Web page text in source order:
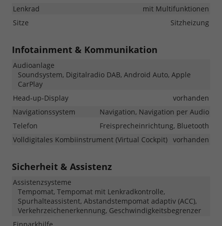
Lenkrad
mit Multifunktionen
Sitze
Sitzheizung
Infotainment & Kommunikation
Audioanlage
Soundsystem, Digitalradio DAB, Android Auto, Apple
CarPlay
Head-up-Display
vorhanden
Navigationssystem
Navigation, Navigation per Audio
Telefon
Freisprecheinrichtung, Bluetooth
Volldigitales Kombiinstrument (Virtual Cockpit) vorhanden
Sicherheit & Assistenz
Assistenzsysteme
Tempomat, Tempomat mit Lenkradkontrolle,
Spurhalteassistent, Abstandstempomat adaptiv (ACC),
Verkehrzeichenerkennung, Geschwindigkeitsbegrenzer
Einparkhilfe